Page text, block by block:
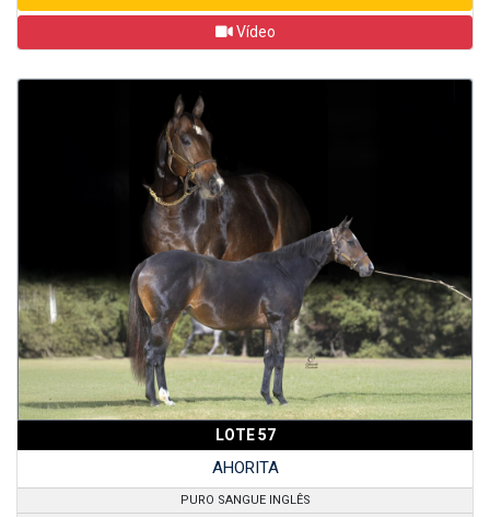
Vídeo
LOTE 57
AHORITA
PURO SANGUE INGLÊS